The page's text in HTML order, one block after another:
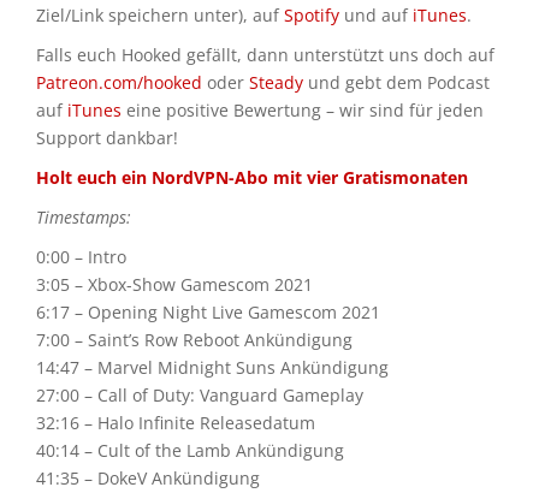
Ziel/Link speichern unter), aufSpotify und auf iTunes.
Falls euch Hooked gefällt, dann unterstützt uns doch auf
Patreon.com/hooked oder Steady und gebt dem Podcast
auf iTunes eine positive Bewertung – wir sind für jeden
Support dankbar!
Holt euch ein NordVPN-Abo mit vier Gratismonaten
Timestamps:
0:00 – Intro
3:05 – Xbox-Show Gamescom 2021
6:17 – Opening Night Live Gamescom 2021
7:00 – Saint’s Row Reboot Ankündigung
14:47 – Marvel Midnight Suns Ankündigung
27:00 – Call of Duty: Vanguard Gameplay
32:16 – Halo Infinite Releasedatum
40:14 – Cult of the Lamb Ankündigung
41:35 – DokeV Ankündigung